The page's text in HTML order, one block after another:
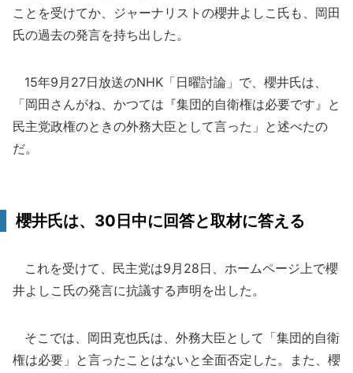
ことを受けてか、ジャーナリストの櫻井よしこ氏も、岡田
氏の過去の発言を持ち出した。
15年9月27日放送のNHK「日曜討論」で、櫻井氏は、
「岡田さんがね、かつては『集団的自衛権は必要です』と
民主党政権のときの外務大臣として言った」と述べたの
だ。
櫻井氏は、30日中に回答と取材に答える
これを受けて、民主党は9月28日、ホームページ上で櫻
井よしこ氏の発言に抗議する声明を出した。
そこでは、岡田克也氏は、外務大臣として「集団的自衛
権は必要」と言ったことはないと全面否定した。また、櫻